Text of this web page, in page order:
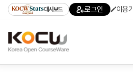
기
기
기
content)
가
대시보드 로그인 이용